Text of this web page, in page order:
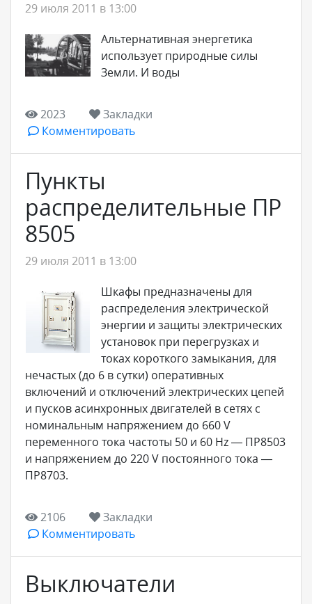
29 июля 2011 в 13:00
Альтернативная энергетика
использует природные силы
Земли. И воды
2023
Закладки
Комментировать
Пункты
распределительные ПР
8505
29 июля 2011 в 13:00
Шкафы предназначены для
распределения электрической
энергии и защиты электрических
установок при перегрузках и
токах короткого замыкания, для
нечастых (до 6 в сутки) оперативных
включений и отключений электрических цепей
и пусков асинхронных двигателей в сетях с
номинальным напряжением до 660 V
переменного тока частоты 50 и 60 Hz — ПР8503
и напряжением до 220 V постоянного тока —
ПР8703.
2106
Закладки
Комментировать
Выключатели